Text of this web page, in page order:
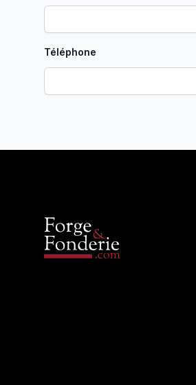
Téléphone